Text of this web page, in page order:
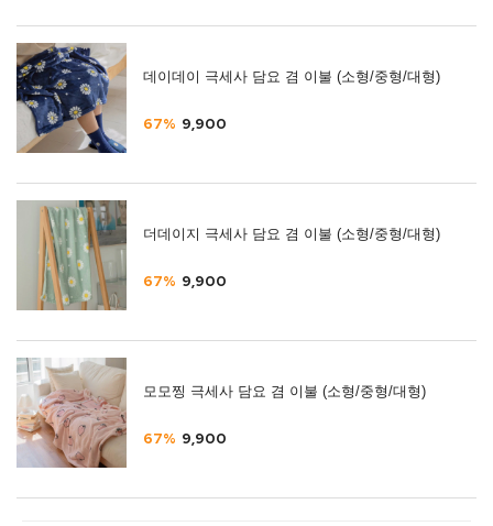
데이데이 극세사 담요 겸 이불 (소형/중형/대형)
67% 9,900
더데이지 극세사 담요 겸 이불 (소형/중형/대형)
67% 9,900
모모찡 극세사 담요 겸 이불 (소형/중형/대형)
67% 9,900